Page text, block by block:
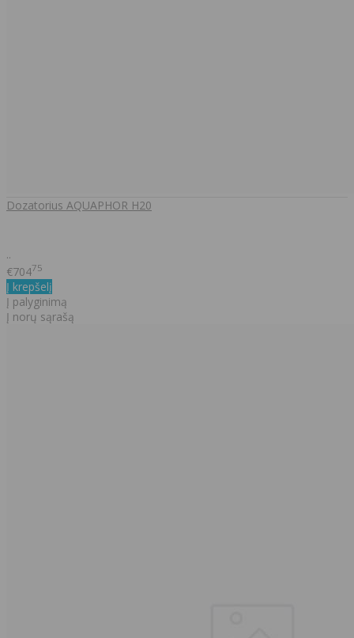
Dozatorius AQUAPHOR H20
..
€70475
Į krepšelį
Į palyginimą
Į norų sąrašą